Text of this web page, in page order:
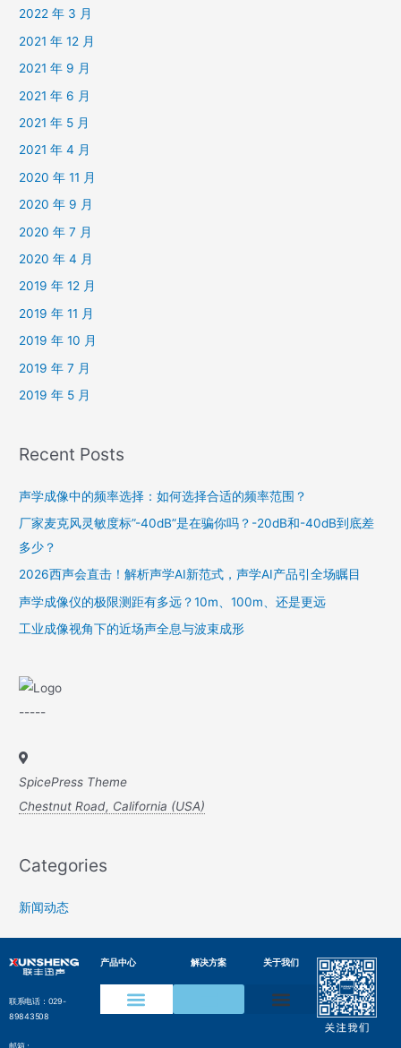
2022 年 3 月
2021 年 12 月
2021 年 9 月
2021 年 6 月
2021 年 5 月
2021 年 4 月
2020 年 11 月
2020 年 9 月
2020 年 7 月
2020 年 4 月
2019 年 12 月
2019 年 11 月
2019 年 10 月
2019 年 7 月
2019 年 5 月
Recent Posts
声学成像中的频率选择：如何选择合适的频率范围？
厂家麦克风灵敏度标”-40dB”是在骗你吗？-20dB和-40dB到底差
多少？
2026西声会直击！解析声学AI新范式，声学AI产品引全场瞩目
声学成像仪的极限测距有多远？10m、100m、还是更远
工业成像视角下的近场声全息与波束成形
-----
SpicePress Theme
Chestnut Road, California (USA)
Categories
新闻动态
联系电话：029-
89843508
邮箱：
产品中心 解决方案 关于我们